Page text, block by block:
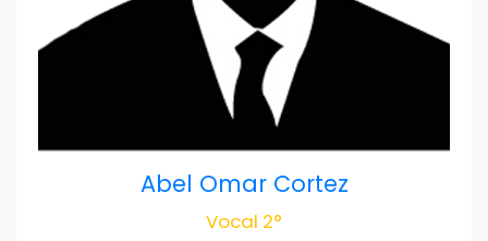
Abel Omar Cortez
Vocal 2°